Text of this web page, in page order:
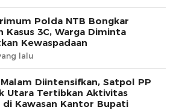
Polda NTB Bongkar
Kasus 3C, Warga Diminta
Kewaspadaan
lalu
Diintensifkan, Satpol PP
Utara Tertibkan Aktivitas
di Kawasan Kantor Bupati